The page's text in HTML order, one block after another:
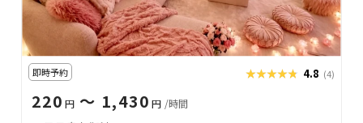
即時予約 ★★★★★
★★★★★ 4.8 (4)
220 円 〜 1,430 円 /時間